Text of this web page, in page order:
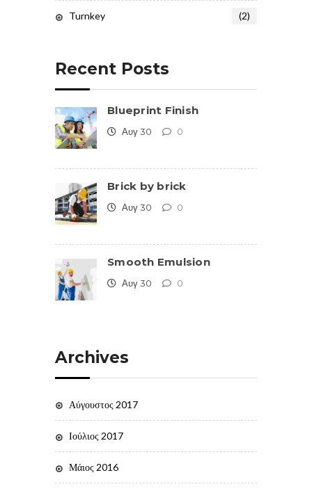
Turnkey (2)
Recent Posts
Blueprint Finish
Αυγ 30 0
Brick by brick
Αυγ 30 0
Smooth Emulsion
Αυγ 30 0
Archives
Αύγουστος 2017
Ιούλιος 2017
Μάιος 2016